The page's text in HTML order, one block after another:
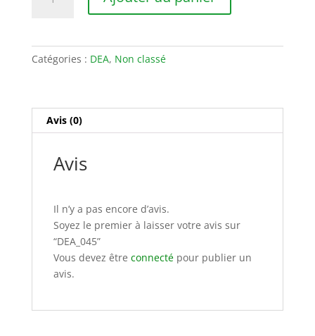
Catégories : DEA, Non classé
Avis (0)
Avis
Il n’y a pas encore d’avis.
Soyez le premier à laisser votre avis sur
“DEA_045”
Vous devez être connectépour publier un
avis.